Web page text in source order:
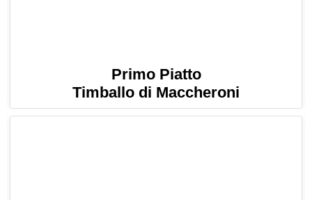
Primo Piatto
Timballo di Maccheroni